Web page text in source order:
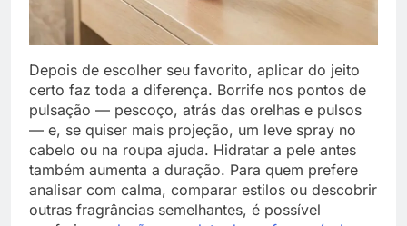
Depois de escolher seu favorito, aplicar do jeito
certo faz toda a diferença. Borrife nos pontos de
pulsação — pescoço, atrás das orelhas e pulsos
— e, se quiser mais projeção, um leve spray no
cabelo ou na roupa ajuda. Hidratar a pele antes
também aumenta a duração. Para quem prefere
analisar com calma, comparar estilos ou descobrir
outras fragrâncias semelhantes, é possível